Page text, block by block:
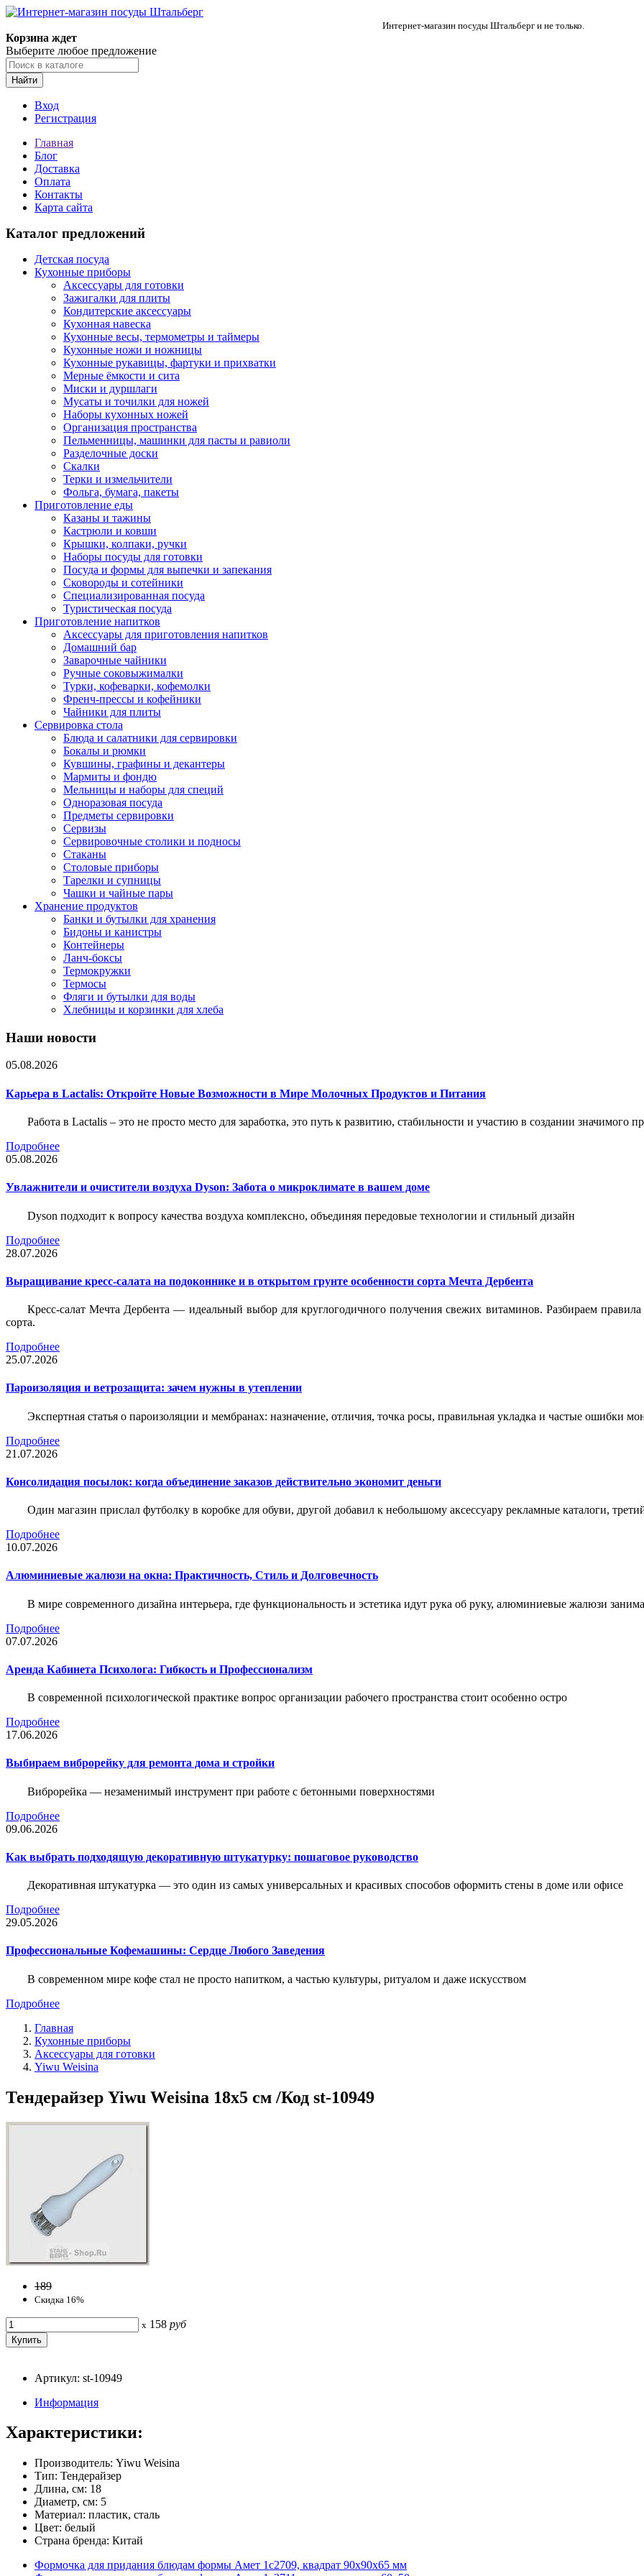
Интернет-магазин посуды Штальберг и не только.
Корзина ждет
Выберите любое предложение
Найти
Вход
Регистрация
Главная
Блог
Доставка
Оплата
Контакты
Карта сайта
Каталог предложений
Детская посуда
Кухонные приборы
Аксессуары для готовки
Зажигалки для плиты
Кондитерские аксессуары
Кухонная навеска
Кухонные весы, термометры и таймеры
Кухонные ножи и ножницы
Кухонные рукавицы, фартуки и прихватки
Мерные ёмкости и сита
Миски и дуршлаги
Мусаты и точилки для ножей
Наборы кухонных ножей
Организация пространства
Пельменницы, машинки для пасты и равиоли
Разделочные доски
Скалки
Терки и измельчители
Фольга, бумага, пакеты
Приготовление еды
Казаны и тажины
Кастрюли и ковши
Крышки, колпаки, ручки
Наборы посуды для готовки
Посуда и формы для выпечки и запекания
Сковороды и сотейники
Специализированная посуда
Туристическая посуда
Приготовление напитков
Аксессуары для приготовления напитков
Домашний бар
Заварочные чайники
Ручные соковыжималки
Турки, кофеварки, кофемолки
Френч-прессы и кофейники
Чайники для плиты
Сервировка стола
Блюда и салатники для сервировки
Бокалы и рюмки
Кувшины, графины и декантеры
Мармиты и фондю
Мельницы и наборы для специй
Одноразовая посуда
Предметы сервировки
Сервизы
Сервировочные столики и подносы
Стаканы
Столовые приборы
Тарелки и супницы
Чашки и чайные пары
Хранение продуктов
Банки и бутылки для хранения
Бидоны и канистры
Контейнеры
Ланч-боксы
Термокружки
Термосы
Фляги и бутылки для воды
Хлебницы и корзинки для хлеба
Наши новости
05.08.2026
Карьера в Lactalis: Откройте Новые Возможности в Мире Молочных Продуктов и Питания
Работа в Lactalis – это не просто место для заработка, это путь к развитию, стабильности и участию в создании значимого
Подробнее
05.08.2026
Увлажнители и очистители воздуха Dyson: Забота о микроклимате в вашем доме
Dyson подходит к вопросу качества воздуха комплексно, объединяя передовые технологии и стильный дизайн
Подробнее
28.07.2026
Выращивание кресс-салата на подоконнике и в открытом грунте особенности сорта Мечта Дербента
Кресс-салат Мечта Дербента — идеальный выбор для круглогодичного получения свежих витаминов. Разбираем
сорта.
Подробнее
25.07.2026
Пароизоляция и ветрозащита: зачем нужны в утеплении
Экспертная статья о пароизоляции и мембранах: назначение, отличия, точка росы, правильная укладка и частые ошибки
Подробнее
21.07.2026
Консолидация посылок: когда объединение заказов действительно экономит деньги
Один магазин прислал футболку в коробке для обуви, другой добавил к небольшому аксессуару рекламные каталоги,
Подробнее
10.07.2026
Алюминиевые жалюзи на окна: Практичность, Стиль и Долговечность
В мире современного дизайна интерьера, где функциональность и эстетика идут рука об руку, алюминиевые жалюзи
Подробнее
07.07.2026
Аренда Кабинета Психолога: Гибкость и Профессионализм
В современной психологической практике вопрос организации рабочего пространства стоит особенно остро
Подробнее
17.06.2026
Выбираем виброрейку для ремонта дома и стройки
Виброрейка — незаменимый инструмент при работе с бетонными поверхностями
Подробнее
09.06.2026
Как выбрать подходящую декоративную штукатурку: пошаговое руководство
Декоративная штукатурка — это один из самых универсальных и красивых способов оформить стены в доме или офисе
Подробнее
29.05.2026
Профессиональные Кофемашины: Сердце Любого Заведения
В современном мире кофе стал не просто напитком, а частью культуры, ритуалом и даже искусством
Подробнее
Главная
Кухонные приборы
Аксессуары для готовки
Yiwu Weisina
Тендерайзер Yiwu Weisina 18х5 см /Код st-10949
189
Скидка 16%
x 158 руб
Артикул: st-10949
Информация
Характеристики:
Производитель: Yiwu Weisina
Тип: Тендерайзер
Длина, см: 18
Диаметр, см: 5
Материал: пластик, сталь
Цвет: белый
Страна бренда: Китай
Формочка для придания блюдам формы Амет 1с2709, квадрат 90x90x65 мм